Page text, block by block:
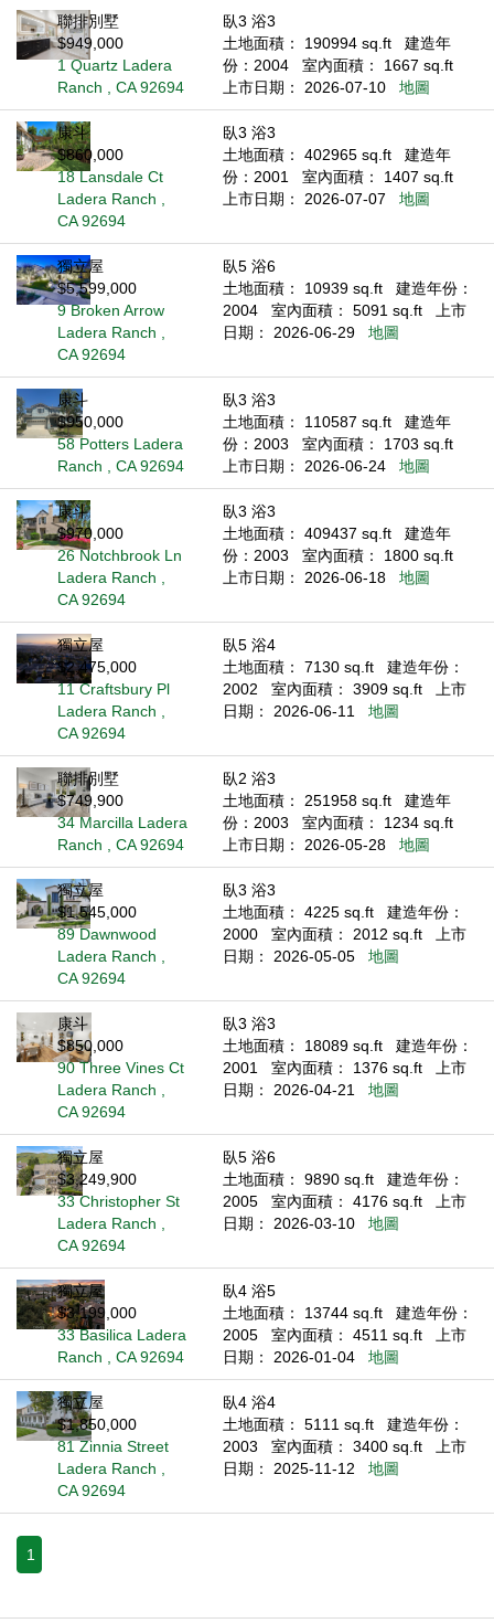
聯排別墅
$949,000
1 Quartz Ladera
Ranch , CA 92694
臥3 浴3
土地面積： 190994 sq.ft
建造年
份：2004
室內面積： 1667 sq.ft
上市日期： 2026-07-10
地圖
康斗
$860,000
18 Lansdale Ct
Ladera Ranch ,
CA 92694
臥3 浴3
土地面積： 402965 sq.ft
建造年
份：2001
室內面積： 1407 sq.ft
上市日期： 2026-07-07
地圖
獨立屋
$5,599,000
9 Broken Arrow
Ladera Ranch ,
CA 92694
臥5 浴6
土地面積： 10939 sq.ft
建造年份：
2004
室內面積： 5091 sq.ft
上市
日期： 2026-06-29
地圖
康斗
$950,000
58 Potters Ladera
Ranch , CA 92694
臥3 浴3
土地面積： 110587 sq.ft
建造年
份：2003
室內面積： 1703 sq.ft
上市日期： 2026-06-24
地圖
康斗
$970,000
26 Notchbrook Ln
Ladera Ranch ,
CA 92694
臥3 浴3
土地面積： 409437 sq.ft
建造年
份：2003
室內面積： 1800 sq.ft
上市日期： 2026-06-18
地圖
獨立屋
$2,475,000
11 Craftsbury Pl
Ladera Ranch ,
CA 92694
臥5 浴4
土地面積： 7130 sq.ft
建造年份：
2002
室內面積： 3909 sq.ft
上市
日期： 2026-06-11
地圖
聯排別墅
$749,900
34 Marcilla Ladera
Ranch , CA 92694
臥2 浴3
土地面積： 251958 sq.ft
建造年
份：2003
室內面積： 1234 sq.ft
上市日期： 2026-05-28
地圖
獨立屋
$1,545,000
89 Dawnwood
Ladera Ranch ,
CA 92694
臥3 浴3
土地面積： 4225 sq.ft
建造年份：
2000
室內面積： 2012 sq.ft
上市
日期： 2026-05-05
地圖
康斗
$850,000
90 Three Vines Ct
Ladera Ranch ,
CA 92694
臥3 浴3
土地面積： 18089 sq.ft
建造年份：
2001
室內面積： 1376 sq.ft
上市
日期： 2026-04-21
地圖
獨立屋
$3,249,900
33 Christopher St
Ladera Ranch ,
CA 92694
臥5 浴6
土地面積： 9890 sq.ft
建造年份：
2005
室內面積： 4176 sq.ft
上市
日期： 2026-03-10
地圖
獨立屋
$3,199,000
33 Basilica Ladera
Ranch , CA 92694
臥4 浴5
土地面積： 13744 sq.ft
建造年份：
2005
室內面積： 4511 sq.ft
上市
日期： 2026-01-04
地圖
獨立屋
$1,850,000
81 Zinnia Street
Ladera Ranch ,
CA 92694
臥4 浴4
土地面積： 5111 sq.ft
建造年份：
2003
室內面積： 3400 sq.ft
上市
日期： 2025-11-12
地圖
1